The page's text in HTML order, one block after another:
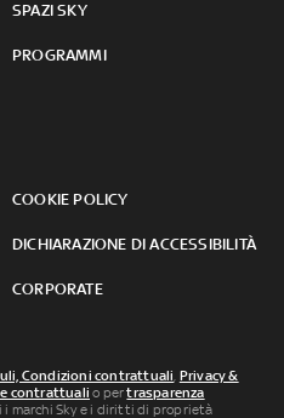
SPAZI SKY
PROGRAMMI
COOKIE POLICY
DICHIARAZIONE DI ACCESSIBILITÀ
CORPORATE
Condizioni contrattuali, Privacy &
contrattuali o pertrasparenza
i marchi Sky e i diritti di proprietà